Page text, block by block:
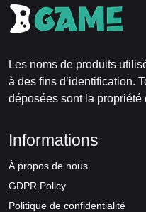
Les noms de produits
à des fins d’identification.
déposées sont la propriété
Informations
À propos de nous
GDPR Policy
Politique de confidentialité